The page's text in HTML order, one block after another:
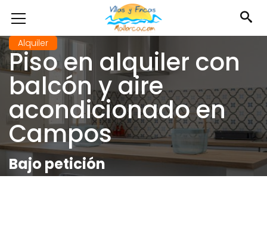
Alquiler
Piso en alquiler con
balcón y aire
acondicionado en
Campos
Bajo petición